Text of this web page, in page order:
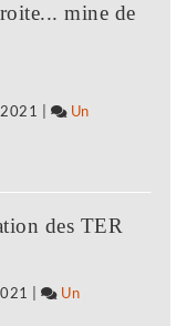
mine de
Un
des TER
|
Un